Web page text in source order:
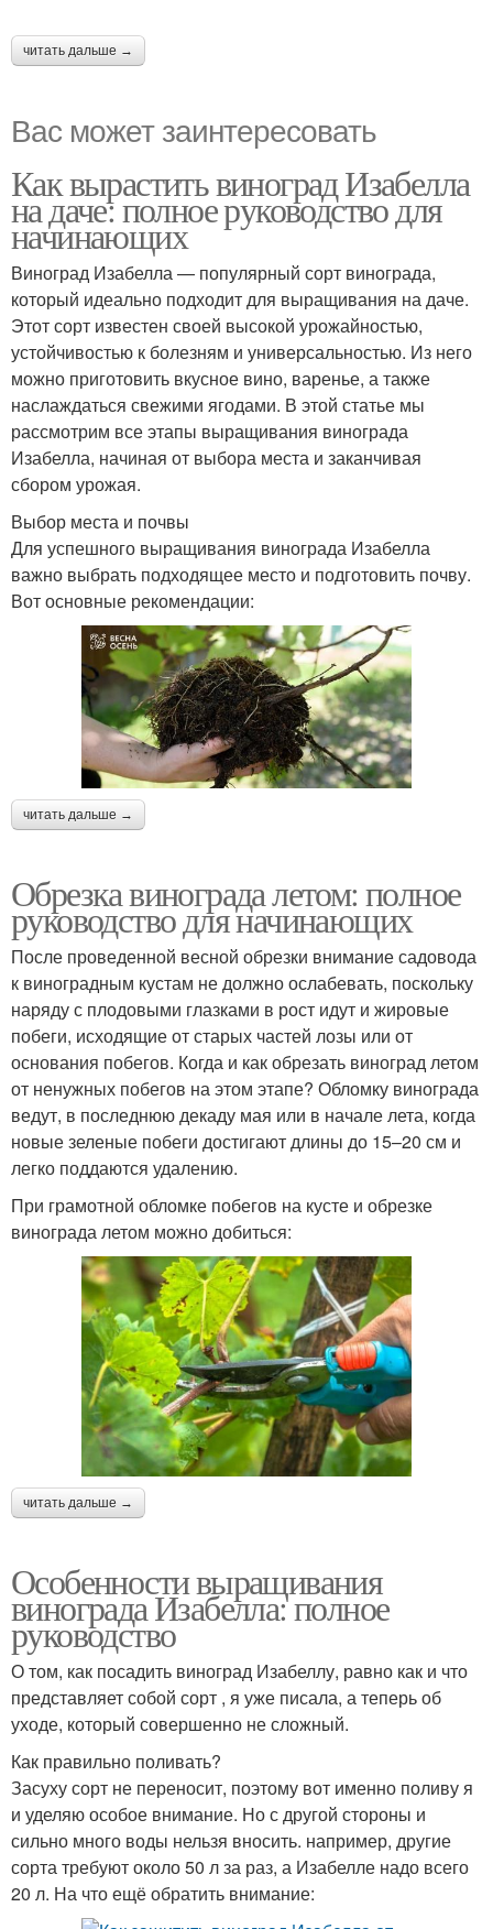
читать дальше →
Вас может заинтересовать
Как вырастить виноград Изабелла
на даче: полное руководство для
начинающих
Виноград Изабелла — популярный сорт винограда,
который идеально подходит для выращивания на даче.
Этот сорт известен своей высокой урожайностью,
устойчивостью к болезням и универсальностью. Из него
можно приготовить вкусное вино, варенье, а также
наслаждаться свежими ягодами. В этой статье мы
рассмотрим все этапы выращивания винограда
Изабелла, начиная от выбора места и заканчивая
сбором урожая.
Выбор места и почвы
Для успешного выращивания винограда Изабелла
важно выбрать подходящее место и подготовить почву.
Вот основные рекомендации:
читать дальше →
Обрезка винограда летом: полное
руководство для начинающих
После проведенной весной обрезки внимание садовода
к виноградным кустам не должно ослабевать, поскольку
наряду с плодовыми глазками в рост идут и жировые
побеги, исходящие от старых частей лозы или от
основания побегов. Когда и как обрезать виноград летом
от ненужных побегов на этом этапе? Обломку винограда
ведут, в последнюю декаду мая или в начале лета, когда
новые зеленые побеги достигают длины до 15–20 см и
легко поддаются удалению.
При грамотной обломке побегов на кусте и обрезке
винограда летом можно добиться:
читать дальше →
Особенности выращивания
винограда Изабелла: полное
руководство
О том, как посадить виноград Изабеллу, равно как и что
представляет собой сорт , я уже писала, а теперь об
уходе, который совершенно не сложный.
Как правильно поливать?
Засуху сорт не переносит, поэтому вот именно поливу я
и уделяю особое внимание. Но с другой стороны и
сильно много воды нельзя вносить. например, другие
сорта требуют около 50 л за раз, а Изабелле надо всего
20 л. На что ещё обратить внимание: